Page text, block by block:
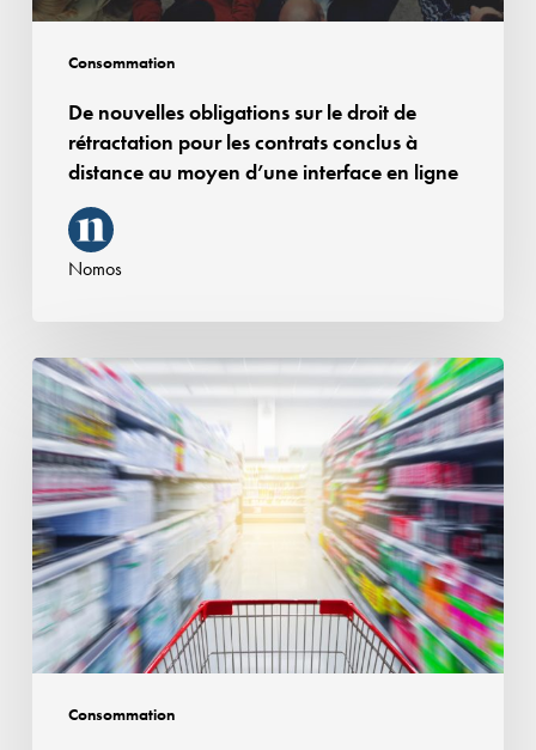
Consommation
les
contrats
distance
moyen
ligne
De nouvelles obligations sur le droit de
rétractation pour les contrats conclus à
distance au moyen d’une interface en ligne
Nomos
Consommation
La
Cour
administrative
d’appel
de
Versailles
confirme
la
rigueur
dans
l’appréciation